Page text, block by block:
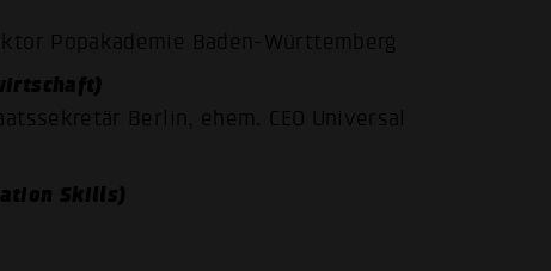
Popakademie Baden-Württemberg
Berlin, ehem. CEO Universal
Skills)